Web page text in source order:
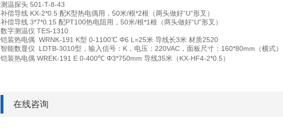
测温探头 501-T-8-43
补偿导线 KX-2*0.5 配K型热电偶用，50米/根*2根（两头做好“U”形叉）
补偿导线 3*7*0.15 配PT100热电阻用，50米/根*1根（两头做好“U”形叉）
数字测温仪 TES-1310
铠装热电偶 WRNK-191 K型 0-1100℃ Φ6 L=25米 导线长3米 材质2520
智能数显仪
LDTB-3010型，输入信号：K，电压：220VAC，面板尺寸：160*80mm（横式）
铠装热电偶 WREK-191 E 0-400℃ Φ3*750mm 导线35米（KX-HF4-2*0.5）
在线咨询